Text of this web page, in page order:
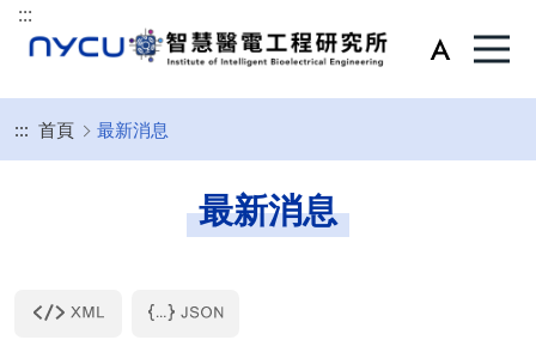
:::
::: 首頁 最新消息
最新消息